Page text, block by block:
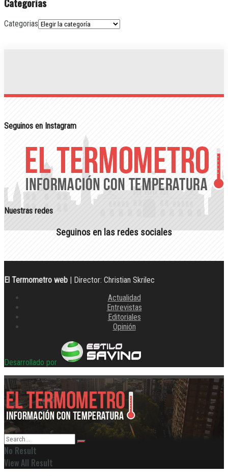
Categorias
Seguinos en Instagram
Nuestras redes
Seguinos en las redes sociales
El Termometro web | Director: Christian Skrilec
Actualidad
Entrevistas
Editoriales
Opinión
Desarrollado por
No Result
View All Result